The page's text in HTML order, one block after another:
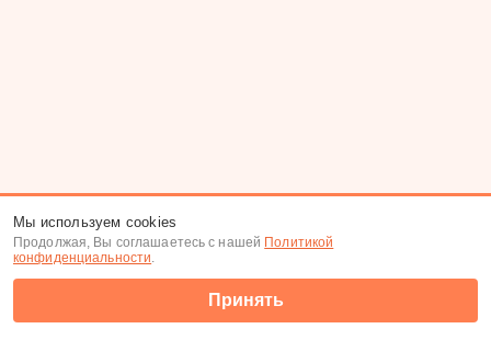
Мы используем cookies
Продолжая, Вы соглашаетесь с нашей Политикой
конфиденциальности.
Принять